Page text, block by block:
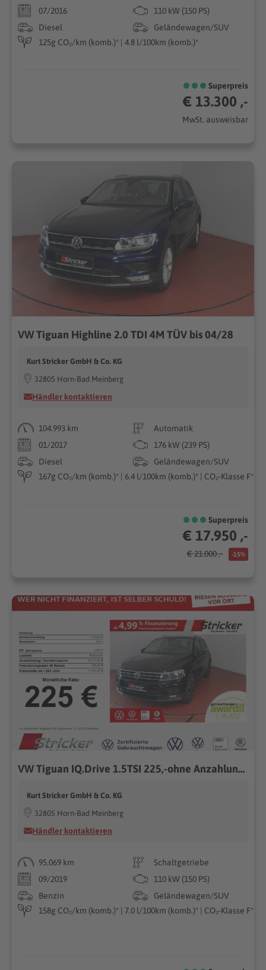
07/2016
110 kW (150 PS)
Diesel
Geländewagen/SUV
125g CO₂/km (komb.)* | 4.8 l/100km (komb.)*
Superpreis
€ 13.300 ,-
MwSt. ausweisbar
VW Tiguan Highline 2.0 TDI 4M TÜV bis 04/28
Kurt Stricker GmbH & Co. KG
32805 Horn-Bad Meinberg
Händler kontaktieren
104.993 km
Automatik
01/2017
176 kW (239 PS)
Diesel
Geländewagen/SUV
167g CO₂/km (komb.)* | 6.4 l/100km (komb.)* | CO₂-Klasse F*
Superpreis
€ 17.950 ,-
€ 21.000 ,- -15%
VW Tiguan IQ.Drive 1.5TSI 225,-ohne Anzahlung Navi
Kurt Stricker GmbH & Co. KG
32805 Horn-Bad Meinberg
Händler kontaktieren
95.069 km
Schaltgetriebe
09/2019
110 kW (150 PS)
Benzin
Geländewagen/SUV
158g CO₂/km (komb.)* | 7.0 l/100km (komb.)* | CO₂-Klasse F*